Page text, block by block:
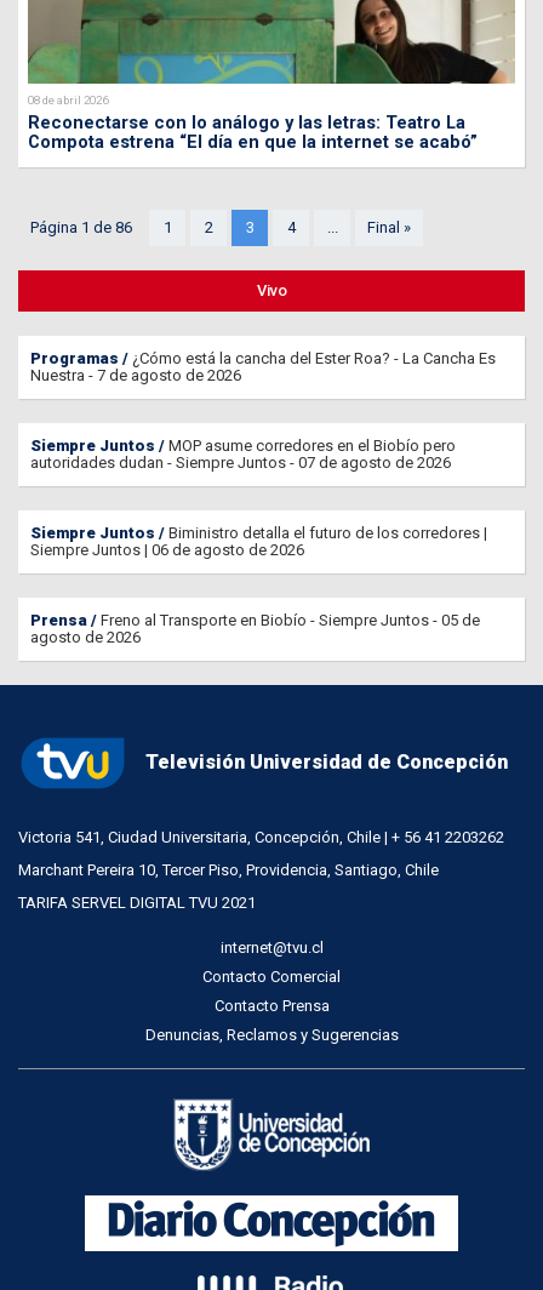
08 de abril 2026
Reconectarse con lo análogo y las letras: Teatro La
Compota estrena “El día en que la internet se acabó”
Página 1 de 86 1 2 3 4 ... Final »
Vivo
Programas
¿Cómo está la cancha del Ester Roa? - La Cancha Es
Nuestra - 7 de agosto de 2026
Siempre Juntos
MOP asume corredores en el Biobío pero
autoridades dudan - Siempre Juntos - 07 de agosto de 2026
Siempre Juntos
Biministro detalla el futuro de los corredores |
Siempre Juntos | 06 de agosto de 2026
Prensa
Freno al Transporte en Biobío - Siempre Juntos - 05 de
agosto de 2026
Televisión Universidad de Concepción
Victoria 541, Ciudad Universitaria, Concepción, Chile | + 56 41 2203262
Marchant Pereira 10, Tercer Piso, Providencia, Santiago, Chile
TARIFA SERVEL DIGITAL TVU 2021
internet@tvu.cl
Contacto Comercial
Contacto Prensa
Denuncias, Reclamos y Sugerencias